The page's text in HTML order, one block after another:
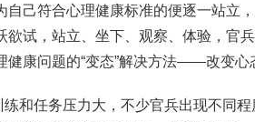
自己符合心理健康标准的便逐一站立
欲试，站立、坐下、观察、体验，官
健康问题的“变态”解决方法——改变心
练和任务压力大，不少官兵出现不同